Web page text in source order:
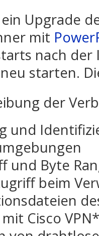
Upgrade
mit
nach
starten.
der
und
und Byte
beim
Cisco